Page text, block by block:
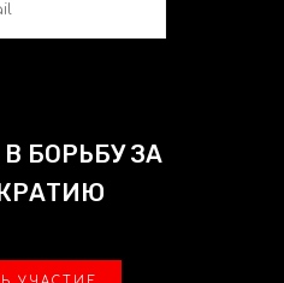
БОРЬБУ ЗА